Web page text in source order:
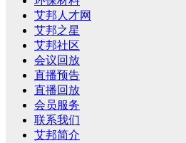
艾邦人才网
艾邦之星
艾邦社区
会议回放
直播预告
直播回放
会员服务
联系我们
艾邦简介